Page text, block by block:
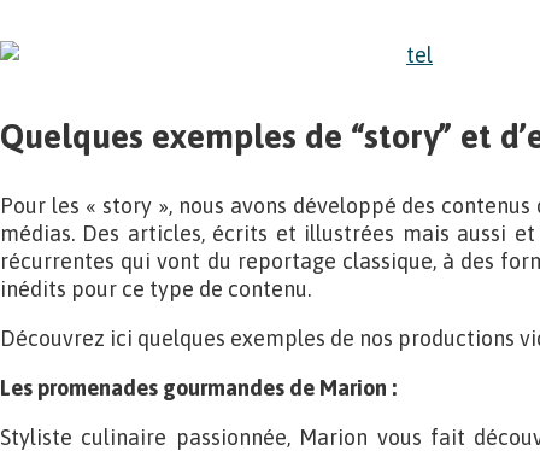
Quelques exemples de “story” et
Pour les « story », nous avons développé des
médias. Des articles, écrits et illustrées mais aussi
récurrentes qui vont du reportage classique, à des
inédits pour ce type de contenu.
Découvrez ici quelques exemples de nos productions
Les promenades gourmandes de Marion :
Styliste culinaire passionnée, Marion vous fait